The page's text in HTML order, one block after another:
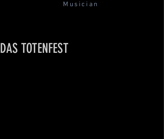
Musician
DAS TOTENFEST